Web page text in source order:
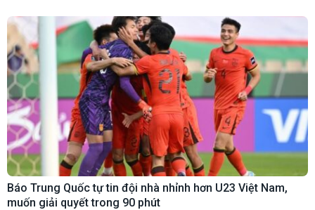
Báo Trung Quốc tự tin đội nhà nhỉnh hơn U23 Việt Nam,
muốn giải quyết trong 90 phút